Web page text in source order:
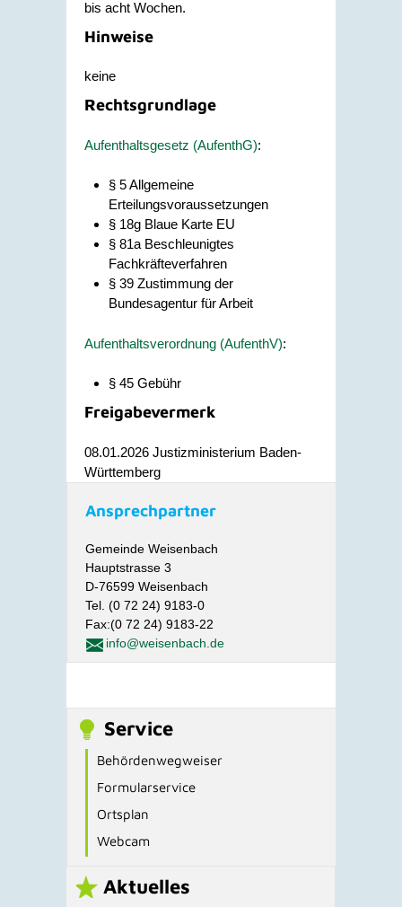
bis acht Wochen.
Hinweise
keine
Rechtsgrundlage
Aufenthaltsgesetz (AufenthG):
§ 5 Allgemeine
Erteilungsvoraussetzungen
§ 18g Blaue Karte EU
§ 81a Beschleunigtes
Fachkräfteverfahren
§ 39 Zustimmung der
Bundesagentur für Arbeit
Aufenthaltsverordnung (AufenthV):
§ 45 Gebühr
Freigabevermerk
08.01.2026 Justizministerium Baden-
Württemberg
Ansprechpartner
Gemeinde Weisenbach
Hauptstrasse 3
D-76599 Weisenbach
Tel. (0 72 24) 9183-0
Fax:(0 72 24) 9183-22
info@weisenbach.de
Service
Behördenwegweiser
Formularservice
Ortsplan
Webcam
Aktuelles